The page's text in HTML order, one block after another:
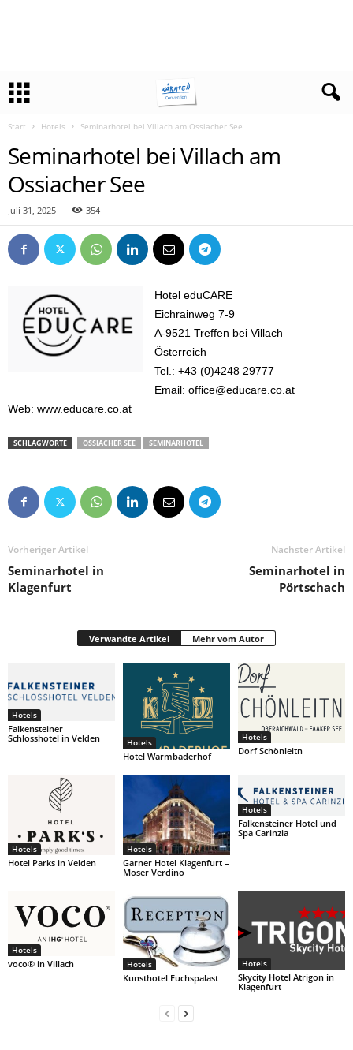
Start Hotels Seminarhotel bei Villach am Ossiacher See
Seminarhotel bei Villach am
Ossiacher See
Juli 31, 2025 354
Hotel eduCARE
Eichrainweg 7-9
A-9521 Treffen bei Villach
Österreich
Tel.: +43 (0)4248 29777
Email: office@educare.co.at
Web: www.educare.co.at
SCHLAGWORTE OSSIACHER SEE SEMINARHOTEL
Vorheriger Artikel
Seminarhotel in
Klagenfurt
Nächster Artikel
Seminarhotel in
Pörtschach
Verwandte Artikel Mehr vom Autor
Hotels
Falkensteiner
Schlosshotel in Velden
Hotels
Hotel Warmbaderhof
Hotels
Dorf Schönleitn
Hotels
Hotel Parks in Velden
Hotels
Garner Hotel Klagenfurt –
Moser Verdino
Hotels
Falkensteiner Hotel und
Spa Carinzia
Hotels
voco® in Villach Hotels
Kunsthotel Fuchspalast
Hotels
Skycity Hotel Atrigon in
Klagenfurt